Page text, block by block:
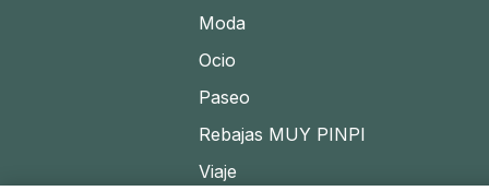
Moda
Ocio
Paseo
Rebajas MUY PINPI
Viaje